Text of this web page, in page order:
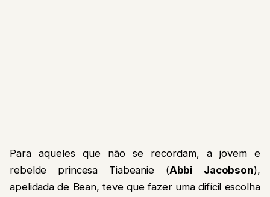
Para aqueles que não se recordam, a jovem e
rebelde princesa Tiabeanie (Abbi Jacobson),
apelidada de Bean, teve que fazer uma difícil escolha